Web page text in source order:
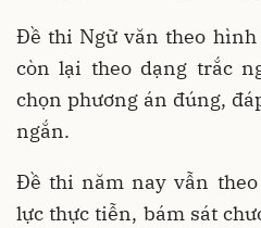
Đề thi Ngữ văn theo
còn lại theo dạng trắc
chọn phương án đúng,
ngắn.
Đề thi năm nay vẫn
lực thực tiễn, bám sát